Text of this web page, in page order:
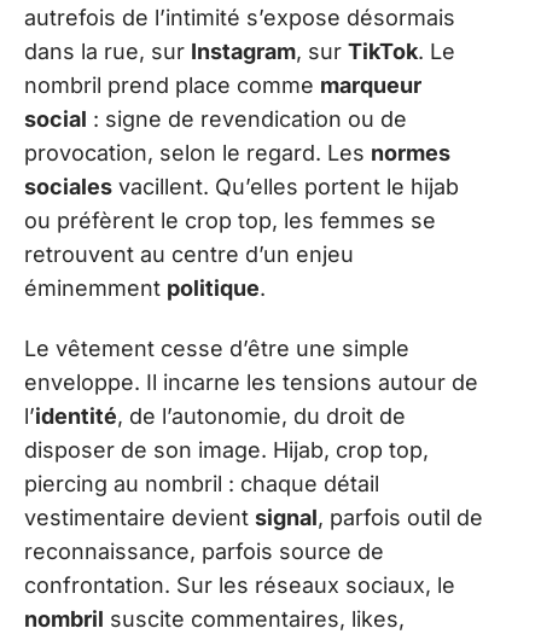
autrefois de l’intimité s’expose désormais
dans la rue, sur Instagram, sur TikTok. Le
nombril prend place comme marqueur
social : signe de revendication ou de
provocation, selon le regard. Les normes
sociales vacillent. Qu’elles portent le hijab
ou préfèrent le crop top, les femmes se
retrouvent au centre d’un enjeu
éminemment politique.
Le vêtement cesse d’être une simple
enveloppe. Il incarne les tensions autour de
l’identité, de l’autonomie, du droit de
disposer de son image. Hijab, crop top,
piercing au nombril : chaque détail
vestimentaire devient signal, parfois outil de
reconnaissance, parfois source de
confrontation. Sur les réseaux sociaux, le
nombril suscite commentaires, likes,